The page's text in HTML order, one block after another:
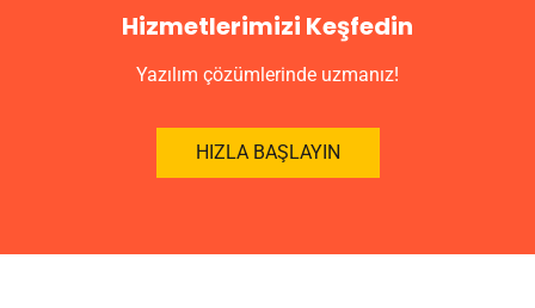
Hizmetlerimizi Keşfedin
Yazılım çözümlerinde uzmanız!
HIZLA BAŞLAYIN